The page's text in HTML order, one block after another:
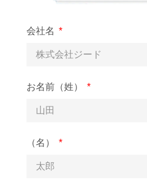
会社名
お名前（姓）
（名）